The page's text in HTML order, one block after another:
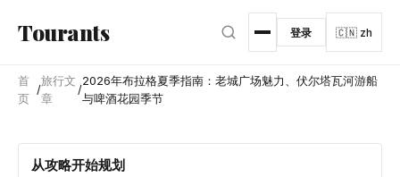
Tourants 登录 🇨🇳 zh
首
页
/
旅行文
章
/
2026年布拉格夏季指南：老城广场魅力、伏尔塔瓦河游船
与啤酒花园季节
从攻略开始规划